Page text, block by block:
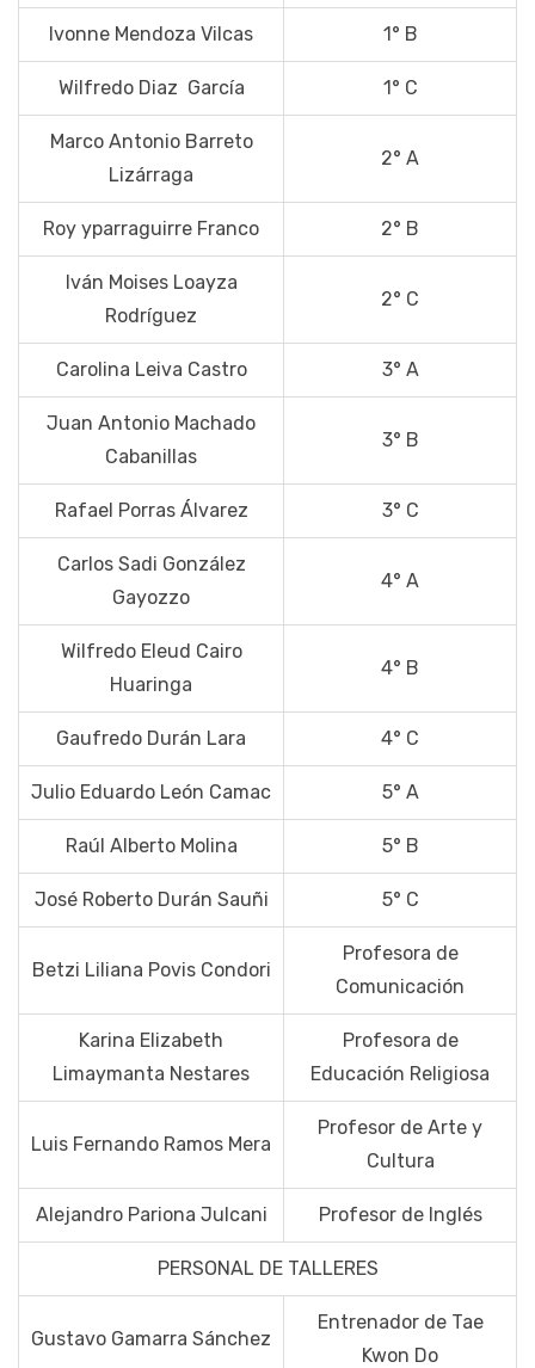
Ivonne Mendoza Vilcas 1° B
Wilfredo Diaz García 1° C
Marco Antonio Barreto
Lizárraga
2° A
Roy yparraguirre Franco 2° B
Iván Moises Loayza
Rodríguez
2° C
Carolina Leiva Castro 3° A
Juan Antonio Machado
Cabanillas
3° B
Rafael Porras Álvarez 3° C
Carlos Sadi González
Gayozzo
4° A
Wilfredo Eleud Cairo
Huaringa
4° B
Gaufredo Durán Lara 4° C
Julio Eduardo León Camac 5° A
Raúl Alberto Molina 5° B
José Roberto Durán Sauñi 5° C
Betzi Liliana Povis Condori
Profesora de
Comunicación
Karina Elizabeth
Limaymanta Nestares
Profesora de
Educación Religiosa
Luis Fernando Ramos Mera
Profesor de Arte y
Cultura
Alejandro Pariona Julcani Profesor de Inglés
PERSONAL DE TALLERES
Gustavo Gamarra Sánchez
Entrenador de Tae
Kwon Do